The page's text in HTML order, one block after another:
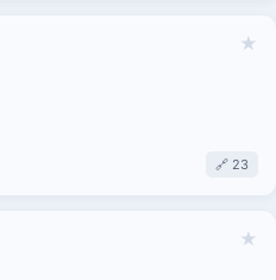
★
🔗 23
★